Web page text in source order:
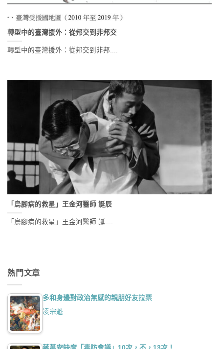
轉型中的臺灣援外：從邦交到非邦交
轉型中的臺灣援外：從邦交到非邦....
「烏腳病的救星」王金河醫師 誕辰
「烏腳病的救星」王金河醫師 誕....
熱門文章
多和身邊對政治無感的親朋好友拉票
凌宗魁